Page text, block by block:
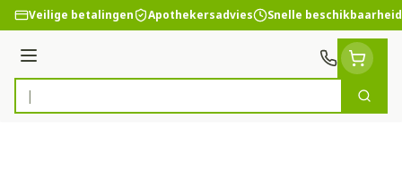
Ga naar de inhoud
Veilige betalingen Apothekersadvies Snelle beschikbaarheid
Menu
Product, merk, categorie...
Zoek